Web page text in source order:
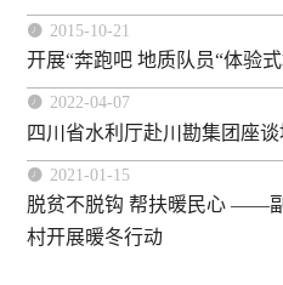
 2015-10-21
开展“奔跑吧 地质队员“体验式
 2022-04-07
四川省水利厅赴川勘集团座
 2021-01-15
脱贫不脱钩 帮扶暖民心 ——
村开展暖冬行动